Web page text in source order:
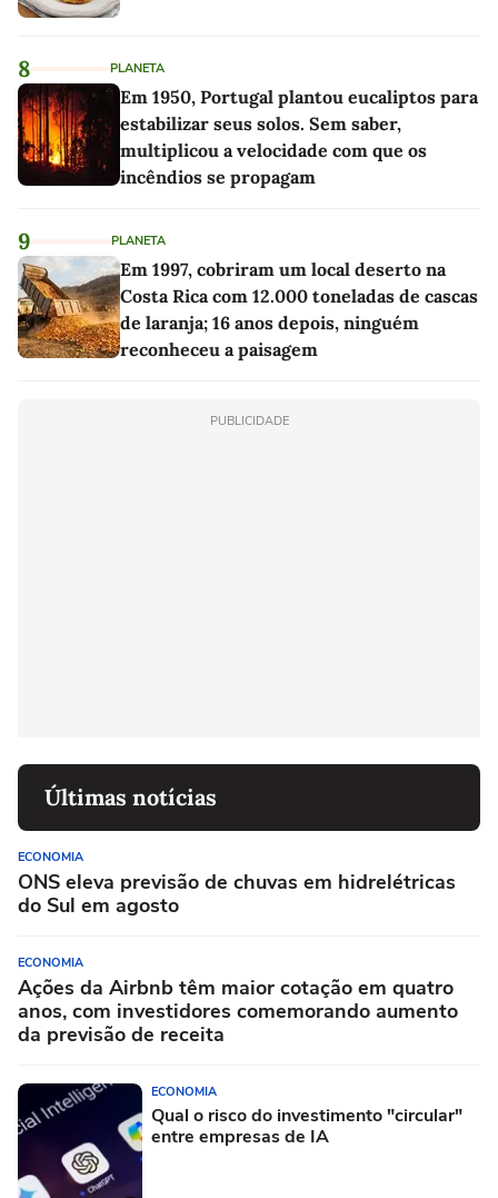
8 PLANETA
Em 1950, Portugal plantou eucaliptos para
estabilizar seus solos. Sem saber,
multiplicou a velocidade com que os
incêndios se propagam
9 PLANETA
Em 1997, cobriram um local deserto na
Costa Rica com 12.000 toneladas de cascas
de laranja; 16 anos depois, ninguém
reconheceu a paisagem
PUBLICIDADE
Últimas notícias
ECONOMIA
ONS eleva previsão de chuvas em hidrelétricas
do Sul em agosto
ECONOMIA
Ações da Airbnb têm maior cotação em quatro
anos, com investidores comemorando aumento
da previsão de receita
ECONOMIA
Qual o risco do investimento "circular"
entre empresas de IA